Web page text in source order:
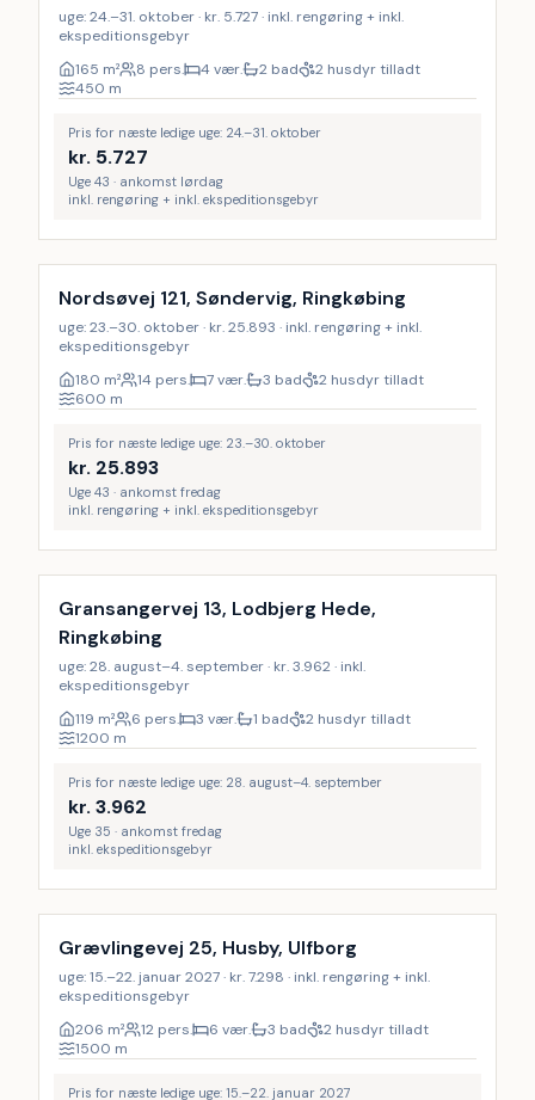
uge: 24.–31. oktober · kr. 5.727 · inkl. rengøring + inkl.
ekspeditionsgebyr
165 m² 8 pers. 4 vær. 2 bad
2 husdyr tilladt
450 m
Pris for næste ledige uge: 24.–31. oktober
kr. 5.727
Uge 43 · ankomst lørdag
inkl. rengøring + inkl. ekspeditionsgebyr
Inkl. rengøring
Nordsøvej 121, Søndervig, Ringkøbing
uge: 23.–30. oktober · kr. 25.893 · inkl. rengøring + inkl.
ekspeditionsgebyr
180 m² 14 pers. 7 vær. 3 bad
2 husdyr tilladt
600 m
Pris for næste ledige uge: 23.–30. oktober
kr. 25.893
Uge 43 · ankomst fredag
inkl. rengøring + inkl. ekspeditionsgebyr
Gransangervej 13, Lodbjerg Hede,
Ringkøbing
uge: 28. august–4. september · kr. 3.962 · inkl.
ekspeditionsgebyr
119 m² 6 pers. 3 vær. 1 bad
2 husdyr tilladt
1200 m
Pris for næste ledige uge: 28. august–4. september
kr. 3.962
Uge 35 · ankomst fredag
inkl. ekspeditionsgebyr
Inkl. rengøring
Grævlingevej 25, Husby, Ulfborg
uge: 15.–22. januar 2027 · kr. 7.298 · inkl. rengøring + inkl.
ekspeditionsgebyr
206 m² 12 pers. 6 vær. 3 bad
2 husdyr tilladt
1500 m
Pris for næste ledige uge: 15.–22. januar 2027